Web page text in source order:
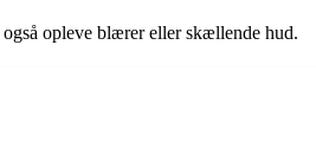
opleve blærer eller skællende hud.